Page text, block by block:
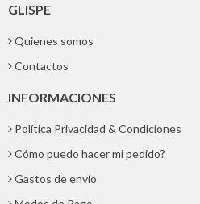
GLISPE
Quienes somos
Contactos
INFORMACIONES
Política Privacidad & Condiciones
Cómo puedo hacer mi pedido?
Gastos de envío